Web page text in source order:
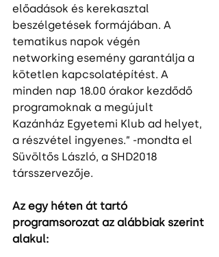
előadások és kerekasztal
beszélgetések formájában. A
tematikus napok végén
networking esemény garantálja a
kötetlen kapcsolatépítést. A
minden nap 18.00 órakor kezdődő
programoknak a megújult
Kazánház Egyetemi Klub ad helyet,
a részvétel ingyenes.” -mondta el
Süvöltős László, a SHD2018
társszervezője.
Az egy héten át tartó
programsorozat az alábbiak szerint
alakul: